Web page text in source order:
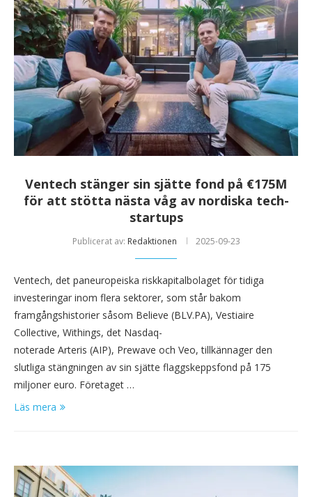
Ventech stänger sin sjätte fond på €175M
för att stötta nästa våg av nordiska tech-
startups
Publicerat av: Redaktionen 2025-09-23
Ventech, det paneuropeiska riskkapitalbolaget för tidiga
investeringar inom flera sektorer, som står bakom
framgångshistorier såsom Believe (BLV.PA), Vestiaire
Collective, Withings, det Nasdaq-
noterade Arteris (AIP), Prewave och Veo, tillkännager den
slutliga stängningen av sin sjätte flaggskeppsfond på 175
miljoner euro. Företaget …
Läs mera